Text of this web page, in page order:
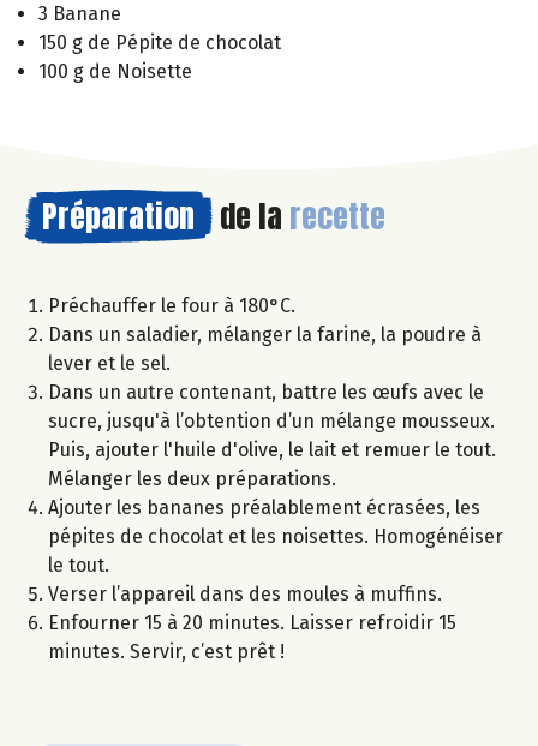
3 Banane
150 g de Pépite de chocolat
100 g de Noisette
Préparation de la recette
Préchauffer le four à 180°C.
Dans un saladier, mélanger la farine, la poudre à
lever et le sel.
Dans un autre contenant, battre les œufs avec le
sucre, jusqu'à l’obtention d’un mélange mousseux.
Puis, ajouter l'huile d'olive, le lait et remuer le tout.
Mélanger les deux préparations.
Ajouter les bananes préalablement écrasées, les
pépites de chocolat et les noisettes. Homogénéiser
le tout.
Verser l’appareil dans des moules à muffins.
Enfourner 15 à 20 minutes. Laisser refroidir 15
minutes. Servir, c’est prêt !